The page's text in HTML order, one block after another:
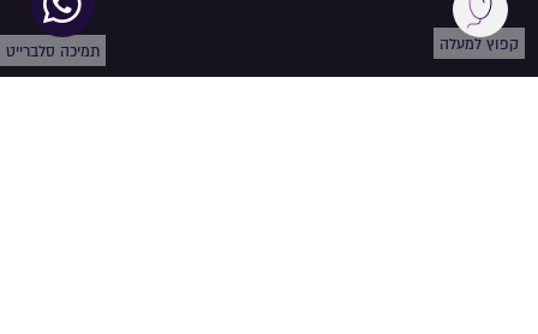
קפוץ למעלה תמיכה סלברייט